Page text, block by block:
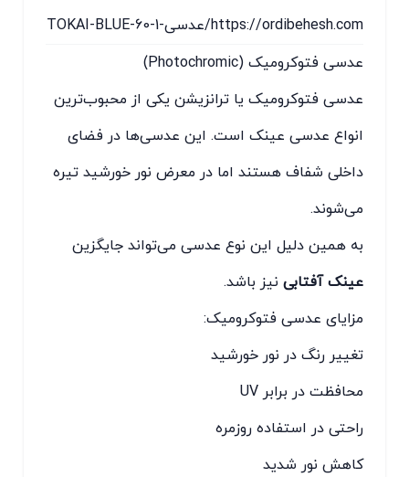
https://ordibehesh.com/عدسی-1-60-TOKAI-BLUE
عدسی فتوکرومیک (Photochromic)
عدسی فتوکرومیک یا ترانزیشن یکی از محبوب‌ترین
انواع عدسی عینک است. این عدسی‌ها در فضای
داخلی شفاف هستند اما در معرض نور خورشید تیره
می‌شوند.
به همین دلیل این نوع عدسی می‌تواند جایگزین
عینک آفتابی نیز باشد.
مزایای عدسی فتوکرومیک:
تغییر رنگ در نور خورشید
محافظت در برابر UV
راحتی در استفاده روزمره
کاهش نور شدید